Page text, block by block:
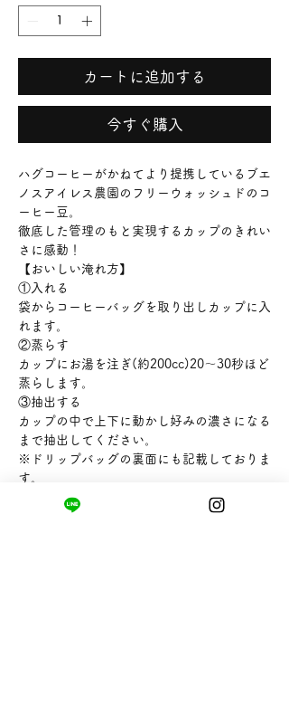
カートに追加する
今すぐ購入
ハグコーヒーがかねてより提携しているブエ
ノスアイレス農園のフリーウォッシュドのコ
ーヒー豆。
徹底した管理のもと実現するカップのきれい
さに感動！
【おいしい淹れ方】
①入れる
袋からコーヒーバッグを取り出しカップに入
れます。
②蒸らす
カップにお湯を注ぎ(約200cc)20～30秒ほど
蒸らします。
③抽出する
カップの中で上下に動かし好みの濃さになる
まで抽出してください。
※ドリップバッグの裏面にも記載しておりま
す。
【内容量】10g